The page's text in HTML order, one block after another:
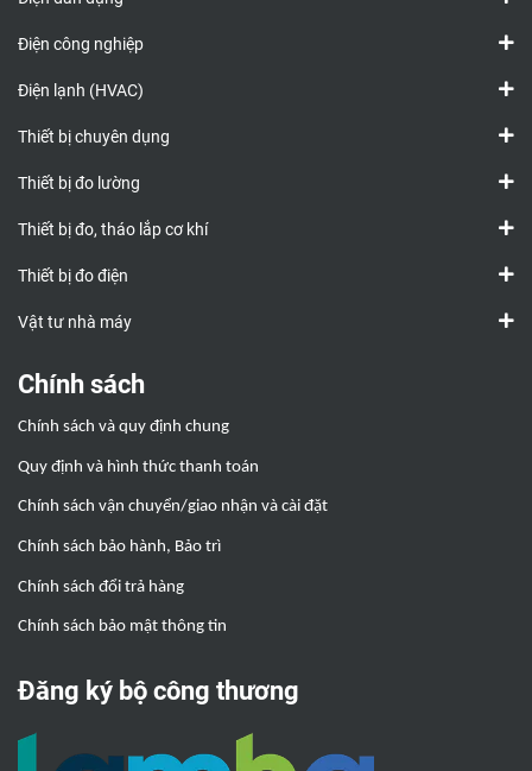
Điện công nghiệp
Điện lạnh (HVAC)
Thiết bị chuyên dụng
Thiết bị đo lường
Thiết bị đo, tháo lắp cơ khí
Thiết bị đo điện
Vật tư nhà máy
Chính sách
Chính sách và quy định chung
Quy định và hình thức thanh toán
Chính sách vận chuyển/giao nhận và cài đặt
Chính sách bảo hành, Bảo trì
Chính sách đổi trả hàng
Chính sách bảo mật thông tin
Đăng ký bộ công thương